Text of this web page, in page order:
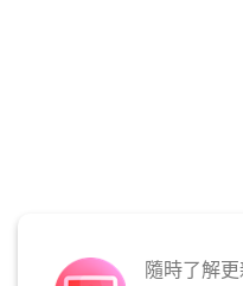
隨時了解